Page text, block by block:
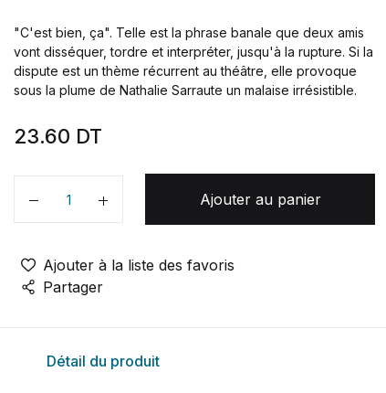
"C'est bien, ça". Telle est la phrase banale que deux amis
vont disséquer, tordre et interpréter, jusqu'à la rupture. Si la
dispute est un thème récurrent au théâtre, elle provoque
sous la plume de Nathalie Sarraute un malaise irrésistible.
23.60 DT
Quantité
Ajouter au panier
Ajouter à la liste des favoris
Partager
Détail du produit